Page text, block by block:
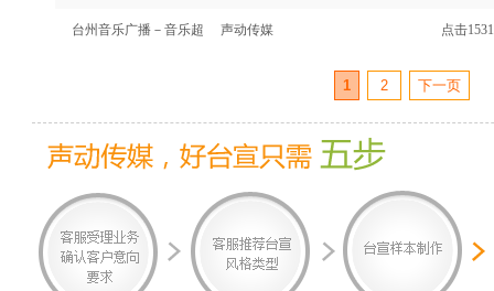
台州音乐广播－音乐超 声动传媒 点击
1 2 下一页